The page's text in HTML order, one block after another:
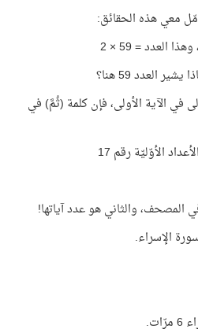
معي هذه الحقائق:
في الآية الأولى، فإن كلمة (ثُمَّ) في
المصحف، والثاني هو عدد آياتها!
الإسراء.